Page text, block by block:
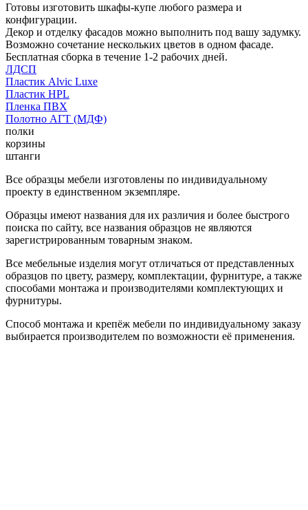
Готовы изготовить шкафы-купе любого размера и
конфигурации.
Декор и отделку фасадов можно выполнить под вашу задумку.
Возможно сочетание нескольких цветов в одном фасаде.
Бесплатная сборка в течение 1-2 рабочих дней.
ЛДСП
Пластик Alvic Luxe
Пластик HPL
Пленка ПВХ
Полотно АГТ (МДФ)
полки
корзины
штанги
Все образцы мебели изготовлены по индивидуальному
проекту в единственном экземпляре.
Образцы имеют названия для их различия и более быстрого
поиска по сайту, все названия образцов не являются
зарегистрированным товарным знаком.
Все мебельные изделия могут отличаться от представленных
образцов по цвету, размеру, комплектации, фурнитуре, а также
способами монтажа и производителями комплектующих и
фурнитуры.
Способ монтажа и крепёж мебели по индивидуальному заказу
выбирается производителем по возможности её применения.